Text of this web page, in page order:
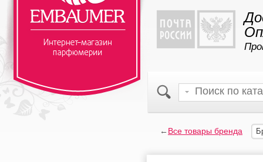
←Все товары бренда